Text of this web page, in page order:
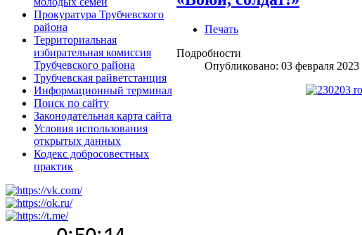
Прокуратура Трубчевского
района
Территориальная
избирательная комиссия
Трубчевского района
Трубчевская райветстанция
Информационный терминал
Поиск по сайту
Законодательная карта сайта
Условия использования
открытых данных
Кодекс добросовестных
практик
Печать
Подробности
Опубликовано: 03 февраля 2023